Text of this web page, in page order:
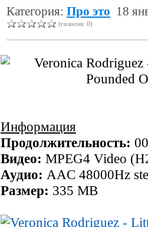
Категория: Про это 18
(голосов: 0)
Информация
Продолжительность:
Видео: MPEG4 Video
Аудио: AAC 48000Hz
Размер: 335 MB